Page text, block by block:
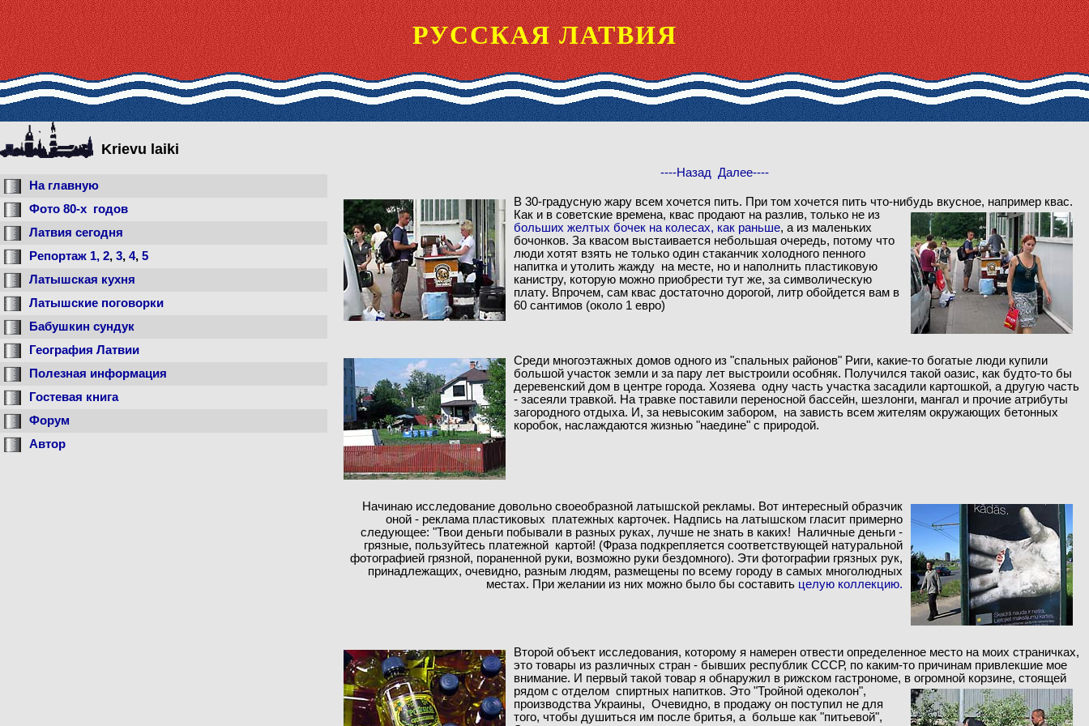
РУССКАЯ ЛАТВИЯ
Krievu laiki
На главную
Фото 80-x годов
Латвия сегодня
Репортаж 1, 2, 3, 4, 5
Латышская кухня
Латышские поговорки
Бабушкин сундук
География Латвии
Полезная информация
Гостевая книга
Форум
Автор
----Назад Далее----
В 30-градусную жару всем хочется пить. При том хочется пить что-нибудь вкусное, например квас.
Как и в советские времена, квас продают на разлив, только не из
больших желтых бочек на колесах, как раньше, а из маленьких
бочонков. За квасом выстаивается небольшая очередь, потому что
люди хотят взять не только один стаканчик холодного пенного
напитка и утолить жажду на месте, но и наполнить пластиковую
канистру, которую можно приобрести тут же, за символическую
плату. Впрочем, сам квас достаточно дорогой, литр обойдется вам в
60 сантимов (около 1 евро)
Среди многоэтажных домов одного из "спальных районов" Риги, какие-то богатые люди купили
большой участок земли и за пару лет выстроили особняк. Получился такой оазис, как будто-то бы
деревенский дом в центре города. Хозяева одну часть участка засадили картошкой, а другую часть
- засеяли травкой. На травке поставили переносной бассейн, шезлонги, мангал и прочие атрибуты
загородного отдыха. И, за невысоким забором, на зависть всем жителям окружающих бетонных
коробок, наслаждаются жизнью "наедине" с природой.
Начинаю исследование довольно своеобразной латышской рекламы. Вот интересный образчик
оной - реклама пластиковых платежных карточек. Надпись на латышском гласит примерно
следующее: "Твои деньги побывали в разных руках, лучше не знать в каких! Наличные деньги -
грязные, пользуйтесь платежной картой! (Фраза подкрепляется соответствующей натуральной
фотографией грязной, пораненной руки, возможно руки бездомного). Эти фотографии грязных рук,
принадлежащих, очевидно, разным людям, размещены по всему городу в самых многолюдных
местах. При желании из них можно было бы составить целую коллекцию.
Второй объект исследования, которому я намерен отвести определенное место на моих страничках,
это товары из различных стран - бывших республик СССР, по каким-то причинам привлекшие мое
внимание. И первый такой товар я обнаружил в рижском гастрономе, в огромной корзине, стоящей
рядом с отделом спиртных напитков. Это "Тройной одеколон",
производства Украины, Очевидно, в продажу он поступил не для
того, чтобы душиться им после бритья, а больше как "питьевой",